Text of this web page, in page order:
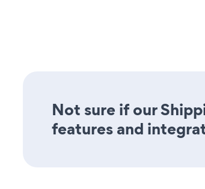
Not sure if our
features and